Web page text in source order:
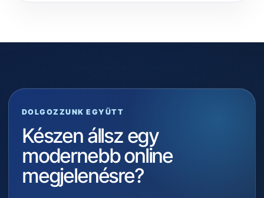
DOLGOZZUNK EGYÜTT
Készen állsz egy
modernebb online
megjelenésre?